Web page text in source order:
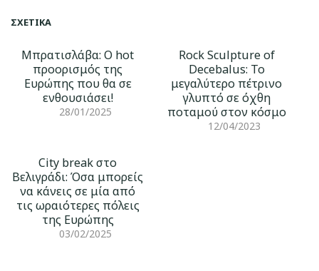
ΣΧΕΤΙΚΆ
Μπρατισλάβα: Ο hot
προορισμός της
Ευρώπης που θα σε
ενθουσιάσει!
28/01/2025
Rock Sculpture of
Decebalus: Το
μεγαλύτερο πέτρινο
γλυπτό σε όχθη
ποταμού στον κόσμο
12/04/2023
City break στο
Βελιγράδι: Όσα μπορείς
να κάνεις σε μία από
τις ωραιότερες πόλεις
της Ευρώπης
03/02/2025